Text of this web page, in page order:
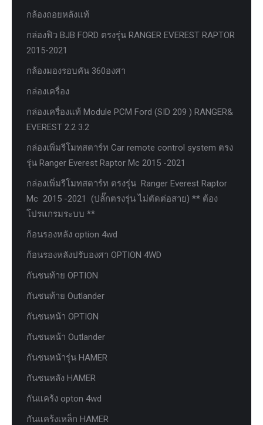
กล้องถอยหลังแท้
กล่องฟิว BJB FORD ตรงรุ่น RANGER EVEREST RAPTOR
2015-2021
กล้องมองรอบคัน 360องศา
กล่องเครื่อง
กล่องเครื่องแท้ Module PCM Ford (SID 209 ) RANGER&
EVEREST 2.2 3.2
กล่องเพิ่มรีโมทสตาร์ท Car remote control system ตรง
รุ่น Ranger Everest Raptor Mc 2015 -2021
กล่องเพิ่มรีโมทสตาร์ท ตรงรุ่น Ranger Everest Raptor
Mc 2015 -2021 (ปลั๊กตรงรุ่น ไม่ตัดต่อสาย) ** ต้อง
โปรแกรมระบบ **
ก้อนรองหลัง option 4wd
ก้อนรองหลังปรับองศา OPTION 4WD
กันชนท้าย OPTION
กันชนท้าย Outlander
กันชนหน้า OPTION
กันชนหน้า Outlander
กันชนหน้ารุ่น HAMER
กันชนหลัง HAMER
กันแคร้ง opton 4wd
กันแคร้งเหล็ก HAMER